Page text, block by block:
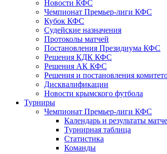
Новости КФС
Чемпионат Премьер-лиги КФС
Кубок КФС
Судейские назначения
Протоколы матчей
Постановления Президиума КФС
Решения КДК КФС
Решения АК КФС
Решения и постановления
Дисквалификации
Новости крымского футбола
Турниры
Чемпионат Премьер-лиги КФС
Календарь и результаты
Турнирная таблица
Статистика
Команды